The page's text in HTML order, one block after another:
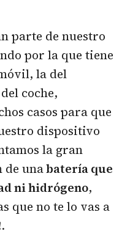
parte de nuestro
por la que tiene
la del
coche,
casos para que
dispositivo
la gran
de unabatería que
ni hidrógeno,
que no te lo vas a